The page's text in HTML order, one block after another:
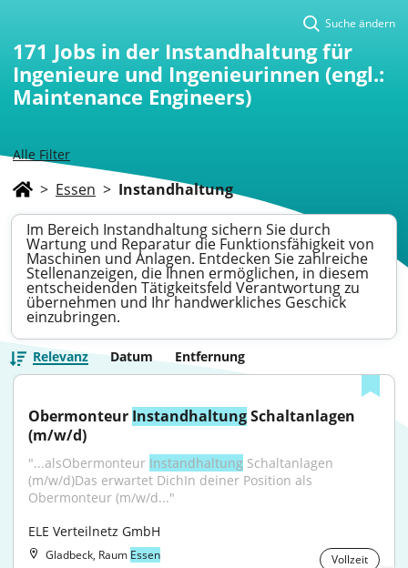
Alle Filter
Suche ändern
171 Jobs in der Instandhaltung für
Ingenieure und Ingenieurinnen (engl.:
Maintenance Engineers)
> Essen > Instandhaltung
Im Bereich Instandhaltung sichern Sie durch
Wartung und Reparatur die Funktionsfähigkeit von
Maschinen und Anlagen. Entdecken Sie zahlreiche
Stellenanzeigen, die Ihnen ermöglichen, in diesem
entscheidenden Tätigkeitsfeld Verantwortung zu
übernehmen und Ihr handwerkliches Geschick
einzubringen.
Relevanz Datum Entfernung
Obermonteur Instandhaltung Schaltanlagen
(m/w/d)
"...alsObermonteur Instandhaltung Schaltanlagen
(m/w/d)Das erwartet DichIn deiner Position als
Obermonteur (m/w/d..."
ELE Verteilnetz GmbH
Gladbeck, Raum Essen Vollzeit